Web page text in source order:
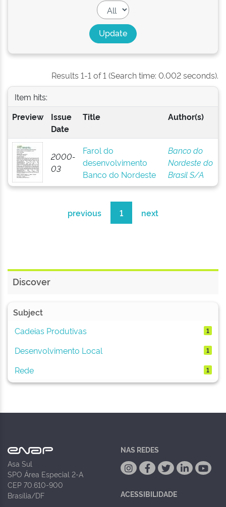
Results 1-1 of 1 (Search time: 0.002 seconds).
Item hits:
Preview
Issue
Date
Title Author(s)
2000-
03
Farol do
desenvolvimento
Banco do Nordeste
Banco do
Nordeste do
Brasil S/A
previous 1 next
Discover
Subject
Cadeias Produtivas
1
Desenvolvimento Local 1
Rede 1
Asa Sul
SPO Área Especial 2-A
CEP 70.610-900
Brasília/DF
NAS REDES
ACESSIBILIDADE